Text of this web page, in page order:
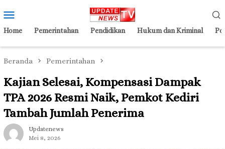
ke
kontenMobile
Home Pemerintahan Pendidikan Hukum dan Kriminal
Beranda Pemerintahan
Kajian Selesai, Kompensasi Dampak
TPA 2026 Resmi Naik, Pemkot Kediri
Tambah Jumlah Penerima
Updatenews
Mei 8, 2026